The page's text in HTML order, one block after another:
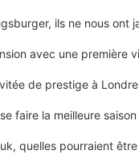
ils ne nous ont
avec une première
de prestige à
faire la meilleure
quelles pourraient